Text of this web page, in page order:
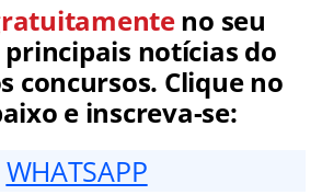
no seu
notícias do
concursos. Clique no
e inscreva-se:
WHATSAPP